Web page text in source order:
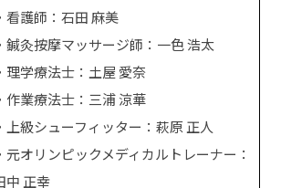
看護師：石田 麻美
鍼灸按摩マッサージ師：一色 浩太
理学療法士：土屋 愛奈
作業療法士：三浦 涼華
上級シューフィッター：萩原 正人
元オリンピックメディカルトレーナー：
中 正幸